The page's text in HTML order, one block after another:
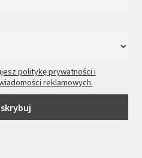
politykę prywatności i
reklamowych.